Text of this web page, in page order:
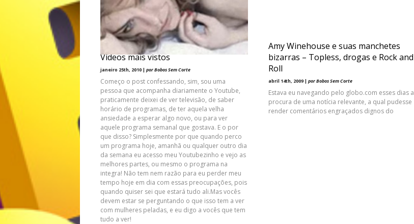
Youtube e suas mulheres peladas –
Vídeos mais vistos
janeiro 25th, 2010 | por Bobos Sem Corte
Começo o post confessando, sim, sou uma
pessoa que acompanha diariamente o Youtube,
praticamente deixei de ver televisão, de saber
horário de programas, de ter aquela velha
ansiedade a esperar algo novo, ou para ver
aquele programa semanal que gostava. E o por
que disso? Simplesmente por que quando perco
um programa hoje, amanhã ou qualquer outro dia
da semana eu acesso meu Youtubezinho e vejo as
melhores partes, ou mesmo o programa na
integra! Não tem nem razão para eu perder meu
tempo hoje em dia com essas preocupações, pois
quando quiser sei que estará tudo ali.Mas vocês
devem estar se perguntando o que isso tem a ver
com mulheres peladas, e eu digo a vocês que tem
tudo a ver!
Amy Winehouse e suas manchetes
bizarras – Topless, drogas e Rock and
Roll
abril 14th, 2009 | por Bobos Sem Corte
Estava eu navegando pelo globo.com esses dias a
procura de uma notícia relevante, a qual pudesse
render comentários engraçados dignos do